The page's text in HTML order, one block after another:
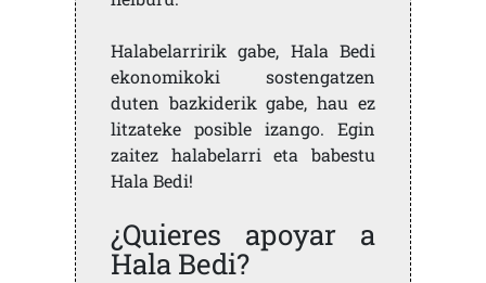
Halabelarririk gabe, Hala Bedi
ekonomikoki sostengatzen
duten bazkiderik gabe, hau ez
litzateke posible izango. Egin
zaitez halabelarri eta babestu
Hala Bedi!
¿Quieres apoyar a
Hala Bedi?